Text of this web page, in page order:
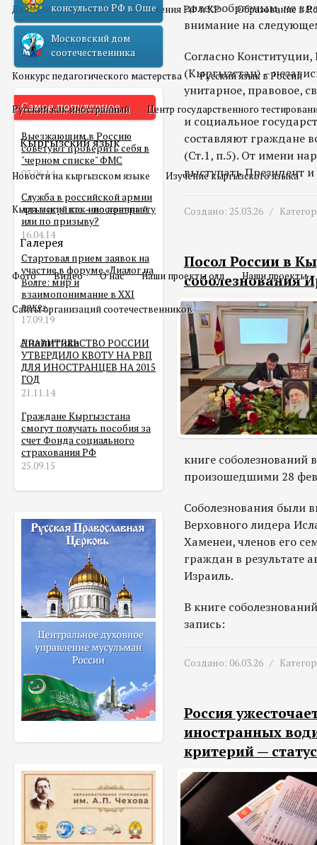
Двойное гражданство Отношения РФ и КР Образование в
Русский язык
Конкурс педагогического мастерства Русский язык в России
Русский как иностранный Центр государственного
Кыргызский язык
Новости на кыргызском языке Изучение кыргызского языка
Кыргызский как иностранный
Галерея
Фото Видео О нас Наши проекты олд Наши проекты
Сайты организаций соотечественников
Аналитика
консульство РФ в Оше
Московский дом
соотечественника
Самое популярное
Выезжающим в Россию
советуют проверить себя в
"черном списке" ФМС
03.06.14
Служба в российской армии
для мигранта – по контракту
или по призыву?
16.04.14
Стартовал прием заявок на
участие в форуме «Диалог на
Волге: мир и
взаимопонимание в XXI
веке»
17.09.19
ПРАВИТЕЛЬСТВО РОССИИ
УТВЕРДИЛО КВОТУ НА РВП
ДЛЯ ИНОСТРАНЦЕВ НА 2015
ГОД
21.11.14
Граждане Кыргызстана
смогут получать пособия за
счет Фонда социального
страхования РФ
25.09.15
целесообразным, не
внимание на
Согласно
(Кыргызстан) –
унитарное, правовое,
и социальное
составляют граждане
(Ст.1, п.5). От имени
выступать Президент
Создано: 25.03.26 /
Посол России в
соболезнования
книге соболезнований
произошедшими 28
Соболезнования были
Верховного лидера
Хаменеи, членов его
граждан в результате
Израиль.
В книге
запись:
Создано: 06.03.26 /
Россия
иностранных
критерий —